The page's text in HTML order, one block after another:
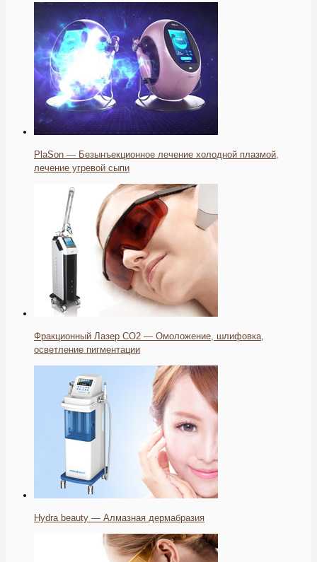
PlaSon — Безынъекционное лечение холодной плазмой,
лечение угревой сыпи
Фракционный Лазер СО2 — Омоложение, шлифовка,
осветление пигментации
Hydra beauty — Алмазная дермабразия